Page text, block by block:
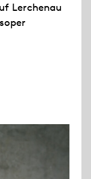
Lerchenau